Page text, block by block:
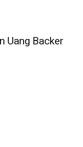
Uang Backer